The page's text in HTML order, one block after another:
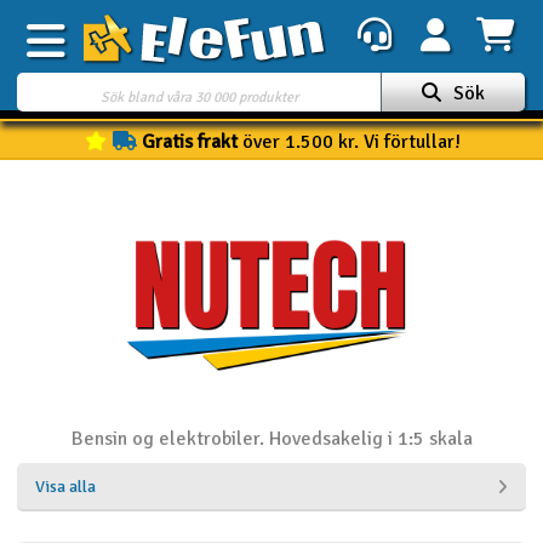
Veckans erbjudande
Mina favoriter
Present kort
3D-print
Sök
Gratis fraktöver 1.500 kr. Vi förtullar!
Bensin og elektrobiler. Hovedsakelig i 1:5 skala
Visa alla